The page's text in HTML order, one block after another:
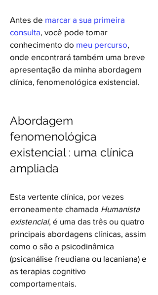
Antes de marcar a sua primeira
consulta, você pode tomar
conhecimento do meu percurso,
onde encontrará também uma breve
apresentação da minha abordagem
clínica, fenomenológica existencial.
Abordagem
fenomenológica
existencial : uma clínica
ampliada
Esta vertente clínica, por vezes
erroneamente chamada Humanista
existencial, é uma das três ou quatro
principais abordagens clínicas, assim
como o são a psicodinâmica
(psicanálise freudiana ou lacaniana) e
as terapias cognitivo
comportamentais.